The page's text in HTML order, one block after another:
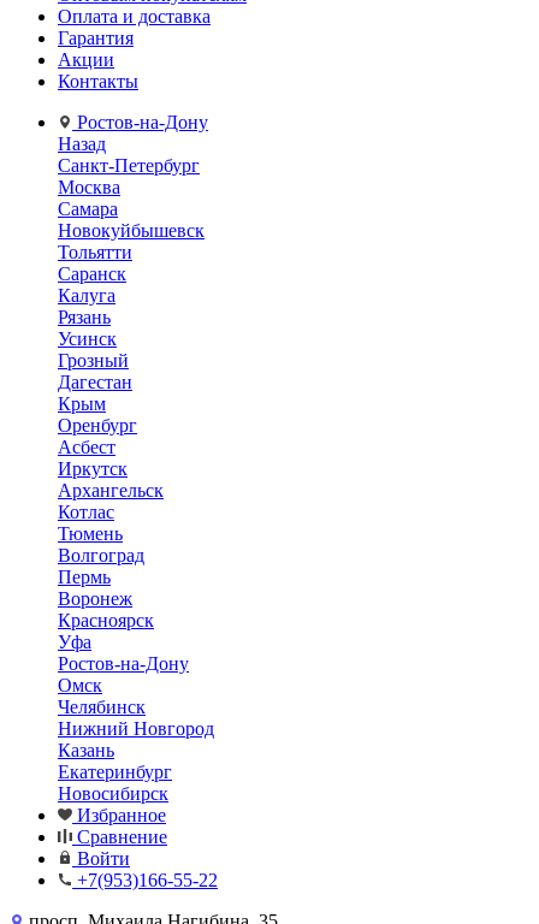
Оплата и доставка
Гарантия
Акции
Контакты
Ростов-на-Дону
Назад
Санкт-Петербург
Москва
Самара
Новокуйбышевск
Тольятти
Саранск
Калуга
Рязань
Усинск
Грозный
Дагестан
Крым
Оренбург
Асбест
Иркутск
Архангельск
Котлас
Тюмень
Волгоград
Пермь
Воронеж
Красноярск
Уфа
Ростов-на-Дону
Омск
Челябинск
Нижний Новгород
Казань
Екатеринбург
Новосибирск
Избранное
Сравнение
Войти
+7(953)166-55-22